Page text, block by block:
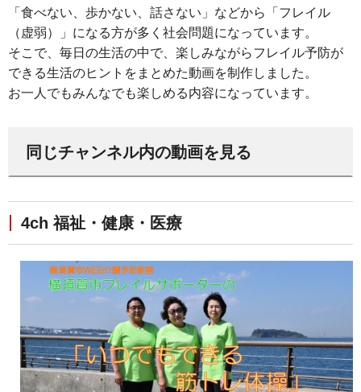
「食べない、歩かない、話さない」などから「フレイル
（虚弱）」になる方が多く社会問題になっています。
そこで、毎日の生活の中で、楽しみながらフレイル予防が
できる生活のヒントをまとめた動画を制作しました。
お一人でもみんなでも楽しめる内容になっています。
同じチャンネル内の動画を見る
4ch 福祉・健康・医療